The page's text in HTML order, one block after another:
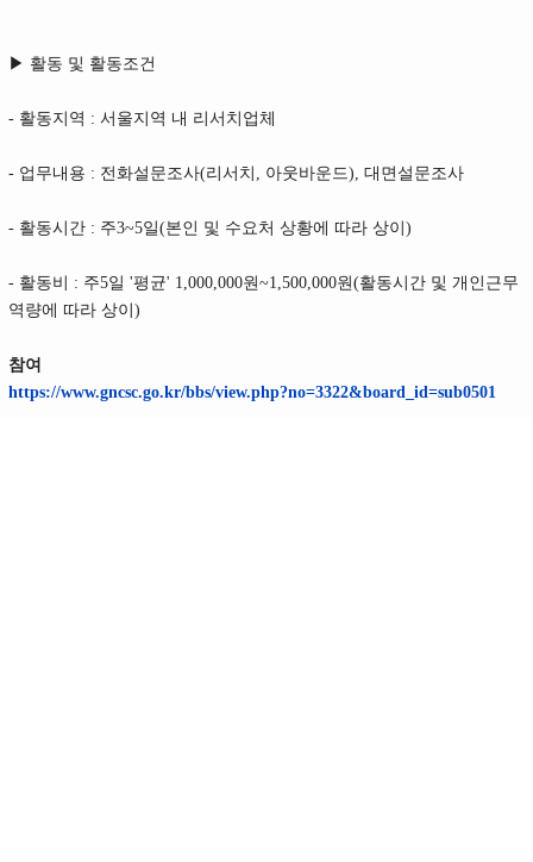
▶ 활동 및 활동조건
- 활동지역 : 서울지역 내 리서치업체
- 업무내용 : 전화설문조사(리서치, 아웃바운드), 대면설문조사
- 활동시간 : 주3~5일(본인 및 수요처 상황에 따라 상이)
- 활동비 : 주5일 '평균' 1,000,000원~1,500,000원(활동시간 및 개인근무
역량에 따라 상이)
참여
https://www.gncsc.go.kr/bbs/view.php?no=3322&board_id=sub0501